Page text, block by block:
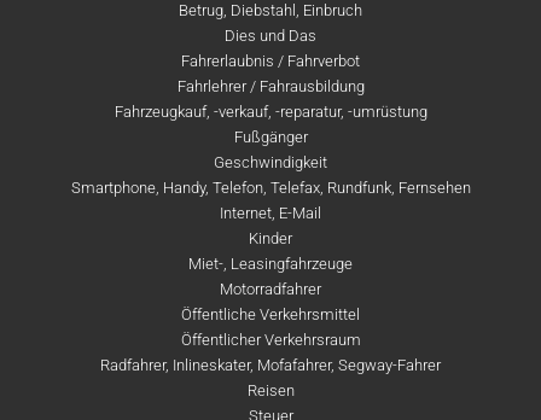
Betrug, Diebstahl, Einbruch
Dies und Das
Fahrerlaubnis / Fahrverbot
Fahrlehrer / Fahrausbildung
Fahrzeugkauf, -verkauf, -reparatur, -umrüstung
Fußgänger
Geschwindigkeit
Smartphone, Handy, Telefon, Telefax, Rundfunk, Fernsehen
Internet, E-Mail
Kinder
Miet-, Leasingfahrzeuge
Motorradfahrer
Öffentliche Verkehrsmittel
Öffentlicher Verkehrsraum
Radfahrer, Inlineskater, Mofafahrer, Segway-Fahrer
Reisen
Steuer